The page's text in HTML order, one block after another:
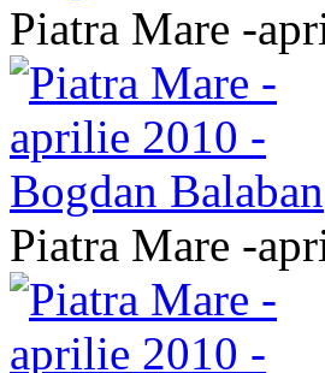
Piatra Mare -
Piatra Mare -